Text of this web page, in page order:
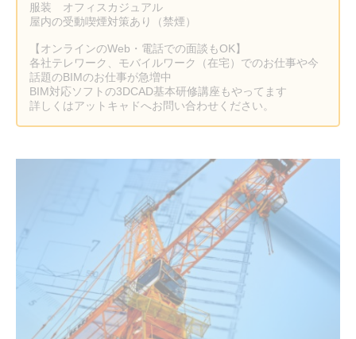
服装 オフィスカジュアル
屋内の受動喫煙対策あり（禁煙）
【オンラインのWeb・電話での面談もOK】
各社テレワーク、モバイルワーク（在宅）でのお仕事や今
話題のBIMのお仕事が急増中
BIM対応ソフトの3DCAD基本研修講座もやってます
詳しくはアットキャドへお問い合わせください。